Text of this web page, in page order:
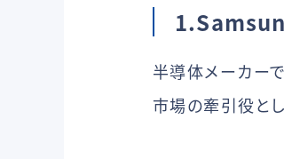
半導体メーカー
市場の牽引役と